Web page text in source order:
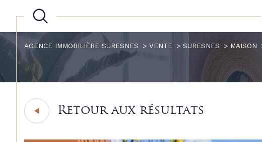
AGENCE IMMOBILIÈRE SURESNES VENTE SURESNES MAISON
Retour aux résultats